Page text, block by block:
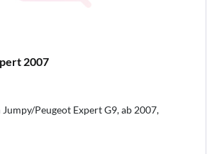
2007
Peugeot Expert G9, ab 2007,